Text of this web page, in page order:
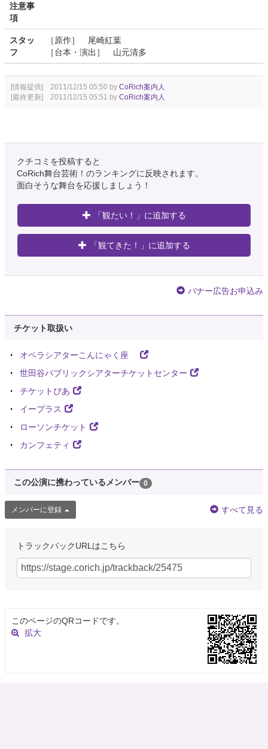
注意事
項
スタッ
フ
［原作］ 尾崎紅葉
［台本・演出］ 山元清多
[情報提供] 2011/12/15 05:50 by CoRich案内人
[最終更新] 2011/12/15 05:51 by CoRich案内人
クチコミを投稿すると
CoRich舞台芸術！のランキングに反映されます。
面白そうな舞台を応援しましょう！
「観たい！」に追加する
「観てきた！」に追加する
バナー広告お申込み
チケット取扱い
オペラシアターこんにゃく座
世田谷パブリックシアターチケットセンター
チケットぴあ
イープラス
ローソンチケット
カンフェティ
この公演に携わっているメンバー 0
メンバーに登録 すべて見る
トラックバックURLはこちら
このページのQRコードです。
拡大